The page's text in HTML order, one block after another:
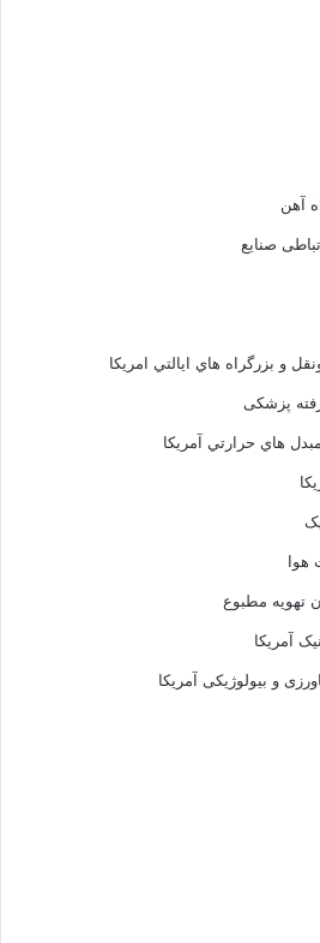
آهن
صنایع
و بزرگراه هاي ايالتي امريکا
پزشکی
هاي حرارتي آمريکا
هوا
تهويه مطبوع
آمريکا
و بیولوژیکی آمریکا